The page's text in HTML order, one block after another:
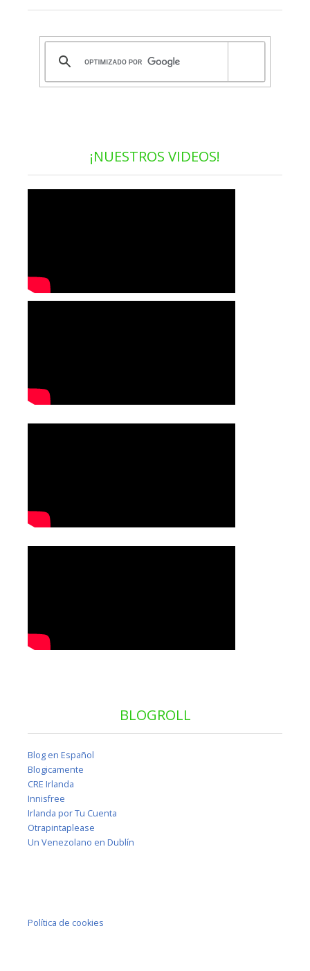
¡NUESTROS VIDEOS!
BLOGROLL
Blog en Español
Blogicamente
CRE Irlanda
Innisfree
Irlanda por Tu Cuenta
Otrapintaplease
Un Venezolano en Dublín
Política de cookies